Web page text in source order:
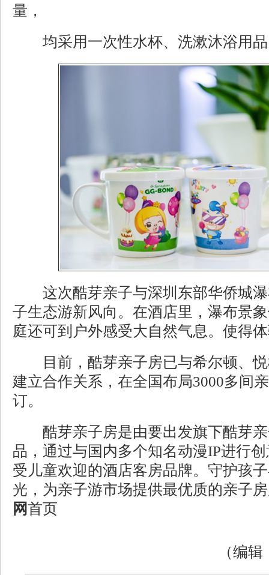
量，
均采用一次性水杯、洗漱沐浴用
这次酷芽亲子与深圳东部华侨城瀑
子生态游新风向。在酒店里，瀑布景
庭还可到户外感受大自然气息。使得
目前，酷芽亲子房已与希尔顿、悦
建立合作关系，在全国布局3000多间
订。
酷芽亲子房是由要出发旗下酷芽亲
品，通过与国内多个知名动漫IP进行
受儿童欢迎的酒店客房品牌。守护孩
光，为亲子游市场提供最优质的亲子
网首页
（编